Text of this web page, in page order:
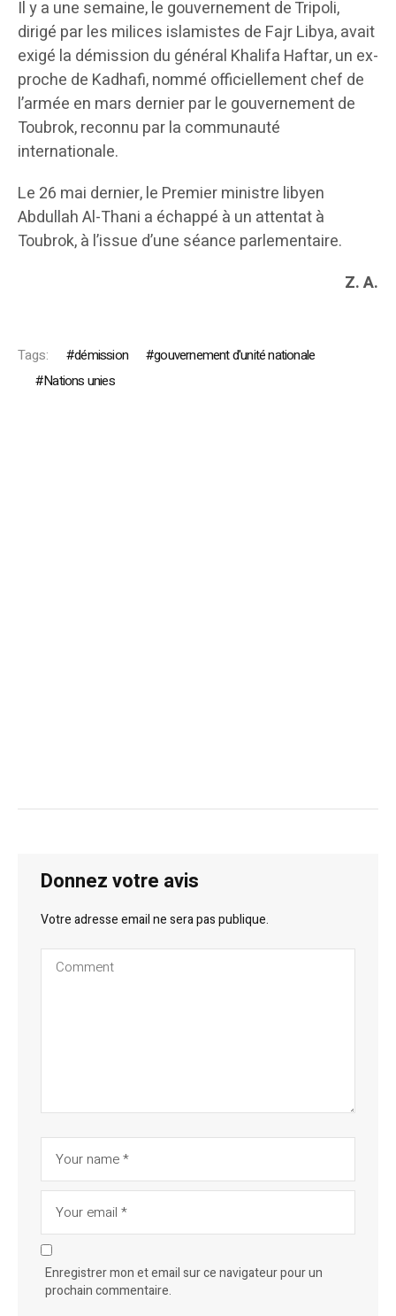
Il y a une semaine, le gouvernement de Tripoli,
dirigé par les milices islamistes de Fajr Libya, avait
exigé la démission du général Khalifa Haftar, un ex-
proche de Kadhafi, nommé officiellement chef de
l’armée en mars dernier par le gouvernement de
Toubrok, reconnu par la communauté
internationale.
Le 26 mai dernier, le Premier ministre libyen
Abdullah Al-Thani a échappé à un attentat à
Toubrok, à l’issue d’une séance parlementaire.
Z. A.
Tags: démission
gouvernement d'unité nationale
Nations unies
Donnez votre avis
Votre adresse email ne sera pas publique.
Enregistrer mon et email sur ce navigateur pour un
prochain commentaire.